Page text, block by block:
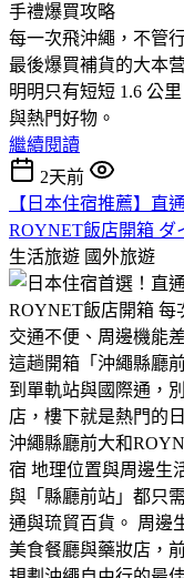
手禮爆買攻略
每一次飛沖繩，不管
最後爆買補貨的大本营
明明只有短短 1.6 公
與熱門好物。
繼續閱讀
2天前
【日本住宿推薦】直
ROYNET飯店開箱 ダ
生活旅遊 國外旅遊